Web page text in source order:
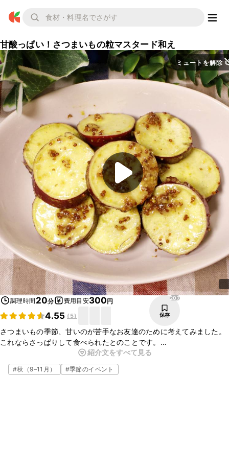
甘酸っぱい！さつまいもの粒マスタード和え
ミュートを解除
調理時間 20分 費用目安300円
4.55 ( 5)
207
保存
さつまいもの季節、甘いのが苦手なお友達のために考えてみました。
これならさっぱりして食べられたとのことです。
軽くマッシュしていただいてから和えてもいいと思います。
是非お試しくださいね。
紹介文をすべて見る
#秋（9–11月） #季節のイベント